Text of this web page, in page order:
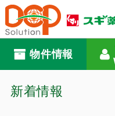
物件情報
新着情報